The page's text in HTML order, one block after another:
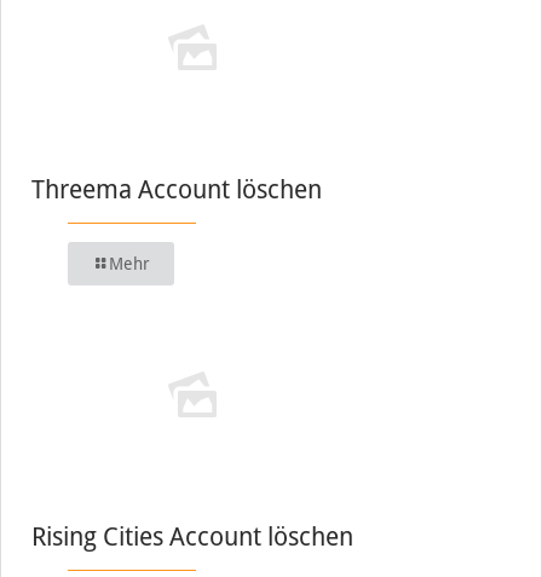
Threema Account löschen
Mehr
Rising Cities Account löschen